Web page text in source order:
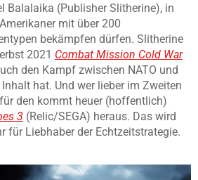
Balalaika (Publisher Slitherine), in
mit über 200
bekämpfen dürfen. Slitherine
2021 Combat Mission Cold War
den Kampf zwischen NATO und
hat. Und wer lieber im Zweiten
den kommt heuer (hoffentlich)
3 (Relic/SEGA) heraus. Das wird
für Liebhaber der Echtzeitstrategie.